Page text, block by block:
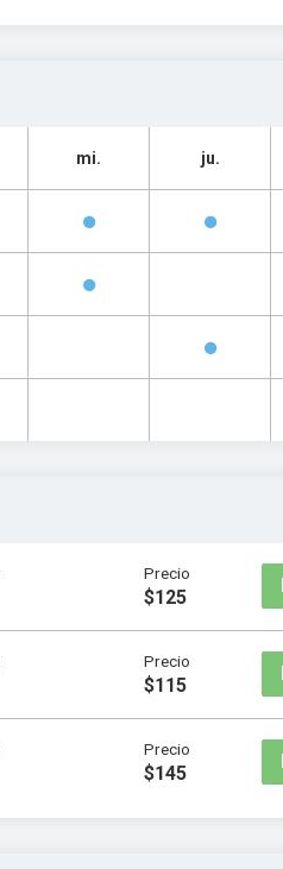
mi. ju.
Precio
$125
Precio
$115
Precio
$145